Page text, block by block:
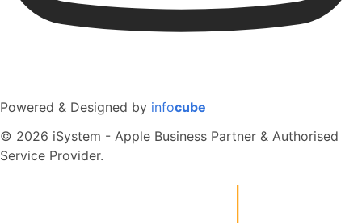
Powered & Designed by infocube
© 2026 iSystem - Apple Business Partner & Authorised
Service Provider.